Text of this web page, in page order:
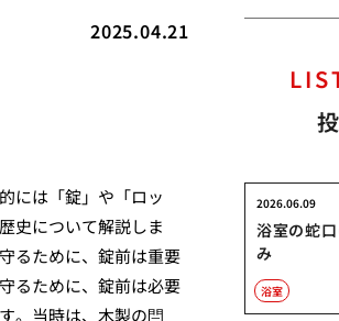
2025.04.21
には「錠」や「ロッ
史について解説しま
るために、錠前は重要
るために、錠前は必要
。当時は、木製の閂
浴室の蛇
み
2026.06.09
浴室